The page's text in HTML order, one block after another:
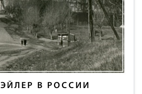
ЭЙЛЕР В РОССИИ